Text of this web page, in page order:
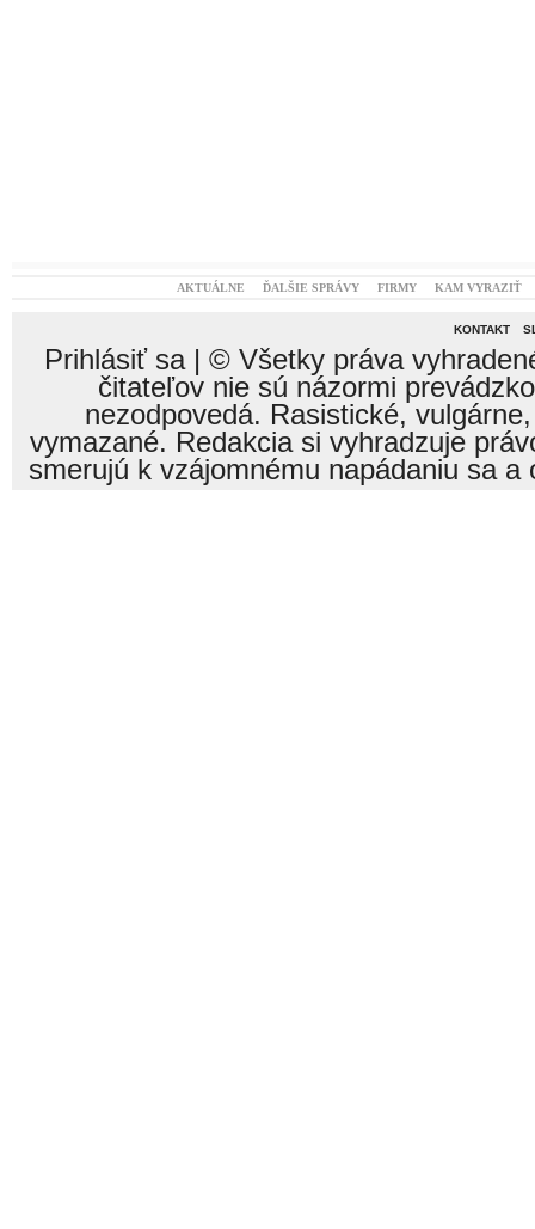
AKTUÁLNE ĎALŠIE SPRÁVY FIRMY KAM VYRAZIŤ
KONTAKT
Prihlásiť sa| © Všetky práva
čitateľov nie sú názormi
nezodpovedá. Rasistické,
vymazané. Redakcia si vyhradzuje
smerujú k vzájomnému napádaniu sa